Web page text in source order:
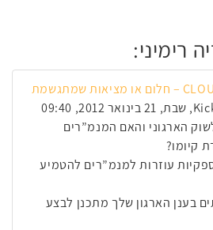
רימיני:
הארגוני והאם המנמ”רים
קיומו?
עוזרות למנמ”רים להטמיע
בענן הארגון שלך מתכנן לבצע